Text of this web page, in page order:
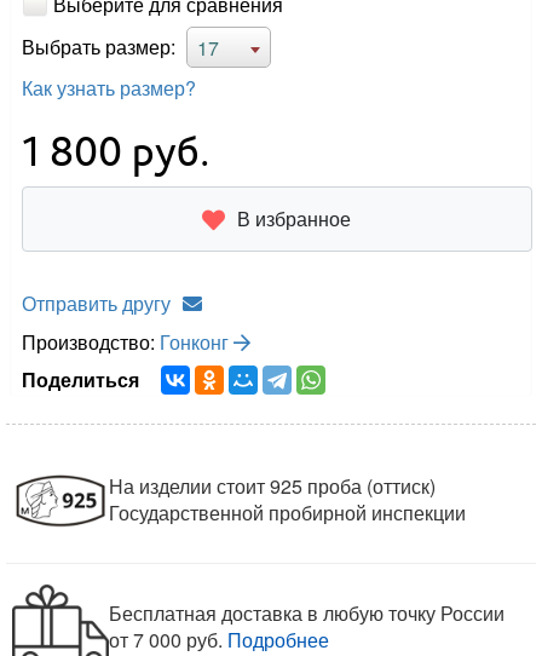
Выбрать размер:
17
Как узнать размер?
1 800 руб.
В избранное
Отправить другу
Производство: Гонконг
Поделиться
На изделии стоит 925 проба (оттиск)
Государственной пробирной инспекции
Бесплатная доставка в любую точку России
от 7 000 руб. Подробнее